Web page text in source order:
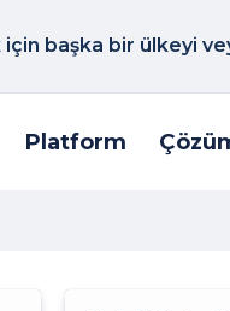
başka bir ülkeyi
Platform